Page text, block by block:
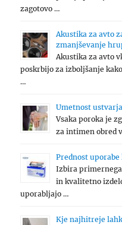
zagotovo …
Akustika za avto
zmanjševanje
Akustika za avto
poskrbijo za izboljšanje
…
Umetnost
Vsaka poroka je
za intimen obred
Prednost
Izbira
in kvalitetno
uporabljajo …
Kje najhitreje